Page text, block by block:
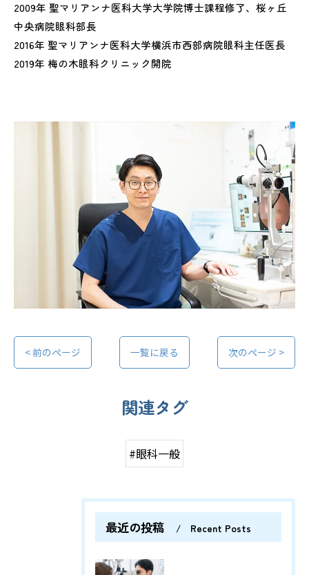
2009年 聖マリアンナ医科大学大学院博士課程修了、桜ヶ丘
中央病院眼科部長
2016年 聖マリアンナ医科大学横浜市西部病院眼科主任医長
2019年 梅の木眼科クリニック開院
< 前のページ 一覧に戻る 次のページ >
関連タグ
#眼科一般
最近の投稿 Recent Posts